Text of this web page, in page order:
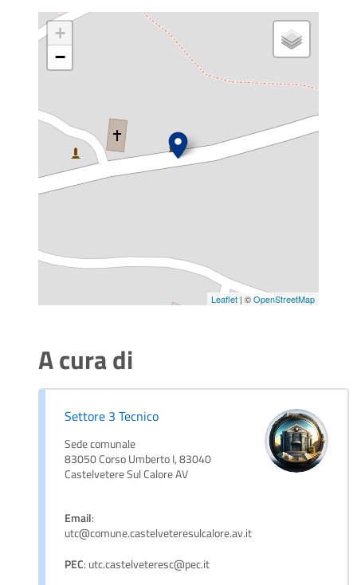
+
−
Leaflet | ©OpenStreetMap
A cura di
Settore 3 Tecnico
Sede comunale
83050 Corso Umberto I, 83040
Castelvetere Sul Calore AV
Email:
utc@comune.castelveteresulcalore.av.it
PEC: utc.castelveteresc@pec.it